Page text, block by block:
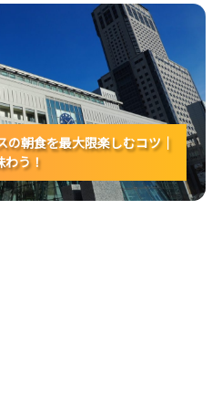
スの朝食を最大限楽しむコ
も後悔なく味わう！
の朝食を最大限楽しむコツ｜
う！
の朝食を最大限楽しむコツ｜
う！
の朝食を最大限楽しむコツ｜
う！